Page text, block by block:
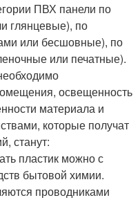
ПВХ панели по
глянцевые), по
или бесшовные), по
или печатные).
освещенность
материала и
которые получат
станут:
пластик можно с
бытовой химии.
проводниками